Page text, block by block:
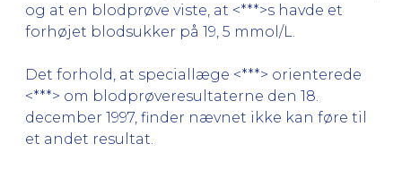
og at en blodprøve viste, at <***>s havde et
forhøjet blodsukker på 19, 5 mmol/L.
Det forhold, at speciallæge <***> orienterede
<***> om blodprøveresultaterne den 18.
december 1997, finder nævnet ikke kan føre til
et andet resultat.